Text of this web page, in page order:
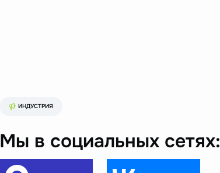
ИНДУСТРИЯ
Мы в социальных сетях: